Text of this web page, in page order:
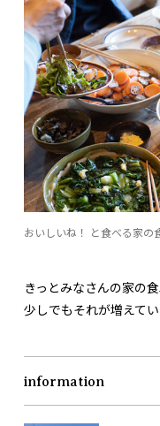
おいしいね！ と食べる家の
きっとみなさんの家の
少しでもそれが増えて
information